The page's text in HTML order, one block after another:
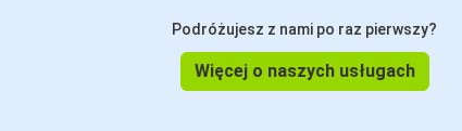
Podróżujesz z nami po raz pierwszy?
Więcej o naszych usługach